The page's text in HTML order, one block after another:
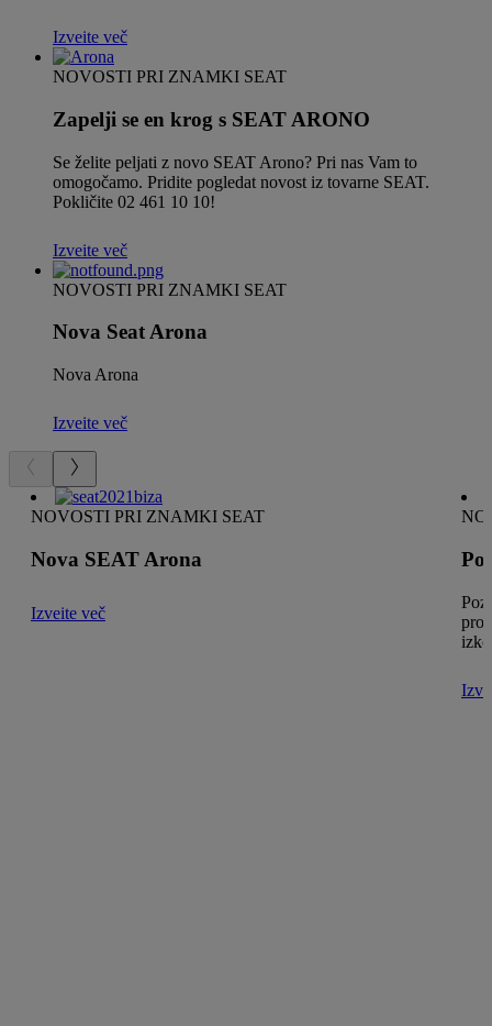
Izveite več
NOVOSTI PRI ZNAMKI SEAT
Zapelji se en krog s SEAT ARONO
Se želite peljati z novo SEAT Arono? Pri nas Vam to
omogočamo. Pridite pogledat novost iz tovarne SEAT.
Pokličite 02 461 10 10!
Izveite več
NOVOSTI PRI ZNAMKI SEAT
Nova Seat Arona
Nova Arona
Izveite več
NOVOSTI PRI ZNAMKI SEAT
Nova SEAT Arona
Izveite več